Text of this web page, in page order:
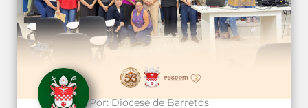
Por:Diocese de Barretos